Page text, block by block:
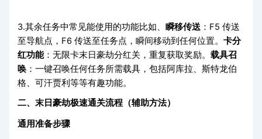
3.其余任务中常见能使用的功能比如、瞬移传送 ：F5 传送
至导航点，F6 传送至任务点，瞬间移动到任何位置。卡分
红功能：无限卡末日豪劫分红关，重复获取奖励。载具召
唤 ：一键召唤任何任务所需载具，包括阿库拉、斯特龙伯
格、可汗贾利等等有趣功能。
二、末日豪劫极速通关流程（辅助方法）
通用准备步骤